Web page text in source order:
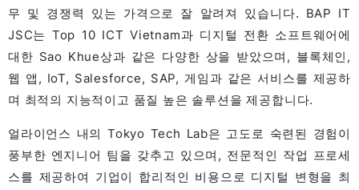
무 및 경쟁력 있는 가격으로 잘 알려져 있습니다. BAP IT
JSC는 Top 10 ICT Vietnam과 디지털 전환 소프트웨어에
대한 Sao Khue상과 같은 다양한 상을 받았으며, 블록체인,
웹 앱, IoT, Salesforce, SAP, 게임과 같은 서비스를 제공하
며 최적의 지능적이고 품질 높은 솔루션을 제공합니다.
얼라이언스 내의 Tokyo Tech Lab은 고도로 숙련된 경험이
풍부한 엔지니어 팀을 갖추고 있으며, 전문적인 작업 프로세
스를 제공하여 기업이 합리적인 비용으로 디지털 변형을 최